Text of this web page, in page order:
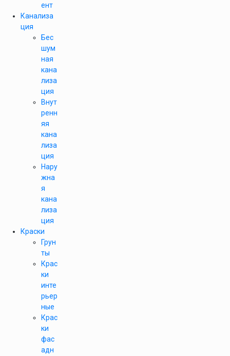
ент
Канализа
ция
Бес
шум
ная
кана
лиза
ция
Внут
ренн
яя
кана
лиза
ция
Нару
жна
я
кана
лиза
ция
Краски
Грун
ты
Крас
ки
инте
рьер
ные
Крас
ки
фас
адн